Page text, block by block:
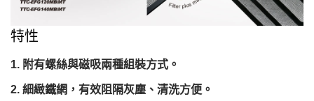
特性
附有螺絲與磁吸兩種組裝方式。
細緻鐵網，有效阻隔灰塵、清洗方便。